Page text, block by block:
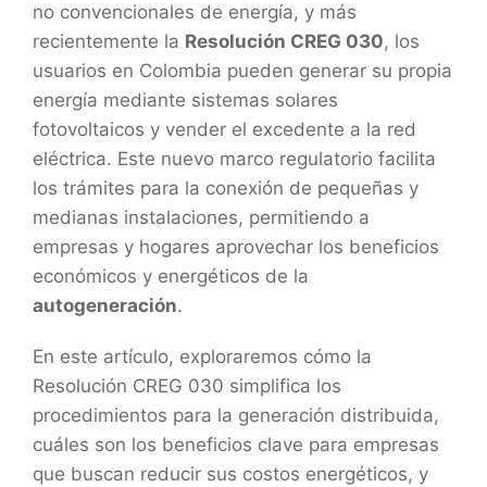
no convencionales de energía, y más
recientemente la Resolución CREG 030, los
usuarios en Colombia pueden generar su propia
energía mediante sistemas solares
fotovoltaicos y vender el excedente a la red
eléctrica. Este nuevo marco regulatorio facilita
los trámites para la conexión de pequeñas y
medianas instalaciones, permitiendo a
empresas y hogares aprovechar los beneficios
económicos y energéticos de la
autogeneración.
En este artículo, exploraremos cómo la
Resolución CREG 030 simplifica los
procedimientos para la generación distribuida,
cuáles son los beneficios clave para empresas
que buscan reducir sus costos energéticos, y